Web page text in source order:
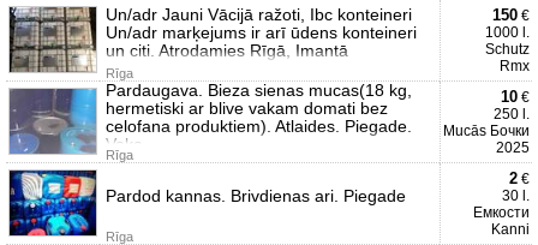
Un/adr Jauni Vācijā ražoti, Ibc konteineri
Un/adr marķejums ir arī ūdens konteineri
un citi. Atrodamies Rīgā, Imantā
Rīga
150 €
1000 l.
Schutz
Rmx
Pardaugava. Bieza sienas mucas(18 kg,
hermetiski ar blive vakam domati bez
celofana produktiem). Atlaides. Piegade.
Vaka
Rīga
10 €
250 l.
Mucās Бочки
2025
Pardod kannas. Brivdienas ari. Piegade
Rīga
2 €
30 l.
Емкости
Kanni